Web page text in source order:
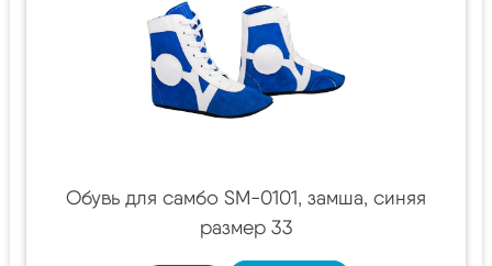
Обувь для самбо SM-0101, замша, синяя
размер 33